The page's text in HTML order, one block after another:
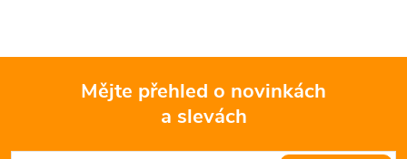
s
Mějte přehled o novinkách
a slevách